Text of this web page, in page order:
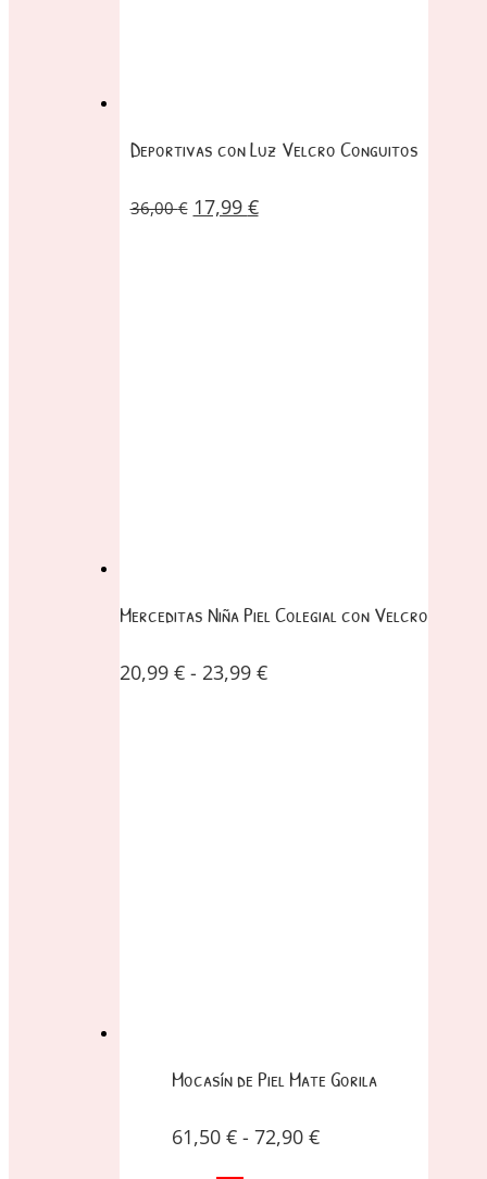
Deportivas con Luz Velcro Conguitos
36,00€ 17,99 €
Merceditas Niña Piel Colegial con Velcro
20,99 € - 23,99 €
Mocasín de Piel Mate Gorila
61,50 € - 72,90 €